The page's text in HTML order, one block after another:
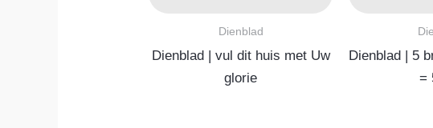
Dienblad
Dienblad | vul dit huis met Uw
glorie
Dienblad | 5
=